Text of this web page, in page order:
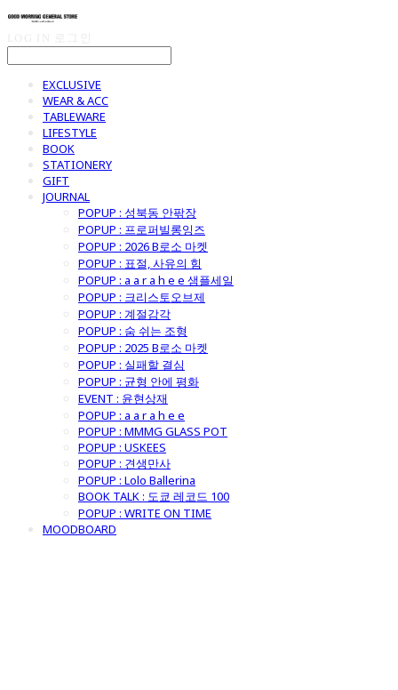
EXCLUSIVE
WEAR & ACC
TABLEWARE
LIFESTYLE
BOOK
STATIONERY
GIFT
JOURNAL
POPUP : 성북동 안팎장
POPUP : 프로퍼빌롱잉즈
POPUP : 2026 B로소 마켓
POPUP : 표절, 사유의 힘
POPUP : a a r a h e e 샘플세일
POPUP : 크리스토오브제
POPUP : 계절감각
POPUP : 숨 쉬는 조형
POPUP : 2025 B로소 마켓
POPUP : 실패할 결심
POPUP : 균형 안에 평화
EVENT : 윤현상재
POPUP : a a r a h e e
POPUP : MMMG GLASS POT
POPUP : USKEES
POPUP : 견생만사
POPUP : Lolo Ballerina
BOOK TALK : 도쿄 레코드 100
POPUP : WRITE ON TIME
MOODBOARD